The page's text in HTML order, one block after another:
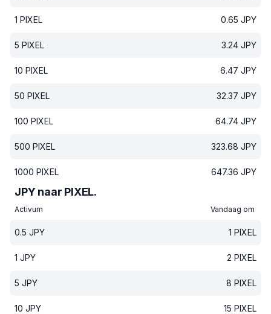
1 PIXEL 0.65 JPY
5 PIXEL 3.24 JPY
10 PIXEL 6.47 JPY
50 PIXEL 32.37 JPY
100 PIXEL 64.74 JPY
500 PIXEL 323.68 JPY
1000 PIXEL 647.36 JPY
JPY naar PIXEL.
Activum Vandaag om
0.5 JPY 1 PIXEL
1 JPY 2 PIXEL
5 JPY 8 PIXEL
10 JPY 15 PIXEL